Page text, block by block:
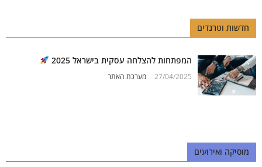
חדשות וטרנדים
המפתחות להצלחה עסקית בישראל 2025
27/04/2025 מערכת האתר
מוסיקה ואירועים